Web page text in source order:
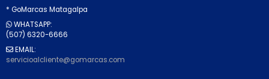
* GoMarcas Matagalpa
WHATSAPP:
(507) 6320-6666
EMAIL:
servicioalcliente@gomarcas.com